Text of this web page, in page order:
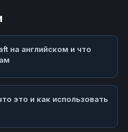
на английском и что
это и как использовать